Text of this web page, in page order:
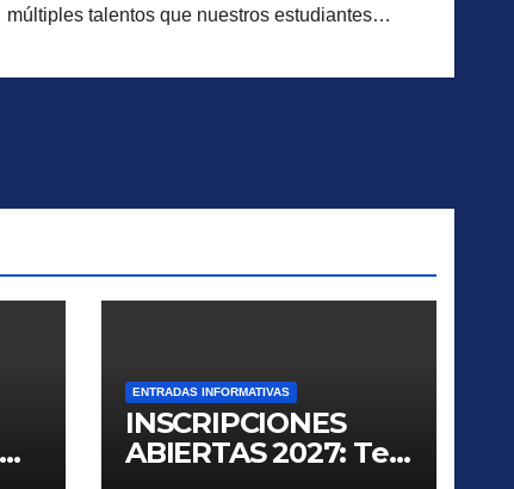
múltiples talentos que nuestros estudiantes…
ENTRADAS INFORMATIVAS
INSCRIPCIONES
ABIERTAS 2027: Te